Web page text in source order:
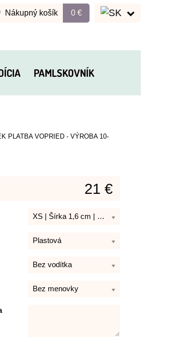
Nákupný košík 0 €
PAMLSKOVNÍK
PLATBA VOPRIED - VÝROBA 10-
21 €
XS | Šírka 1,6 cm | Dĺžka 21 - 30 cm
Plastová
Bez vodítka
Bez menovky